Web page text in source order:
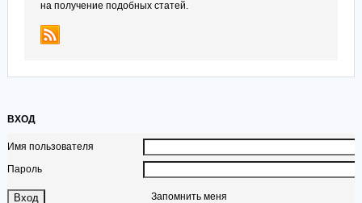
на получение подобных статей.
ВХОД
Имя пользователя
Пароль
Запомнить меня